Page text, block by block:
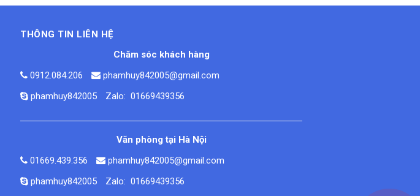
THÔNG TIN LIÊN HỆ
Chăm sóc khách hàng
0912.084.206
phamhuy842005@gmail.com
phamhuy842005
Zalo: 01669439356
Văn phòng tại Hà Nội
01669.439.356
phamhuy842005@gmail.com
phamhuy842005
Zalo: 01669439356